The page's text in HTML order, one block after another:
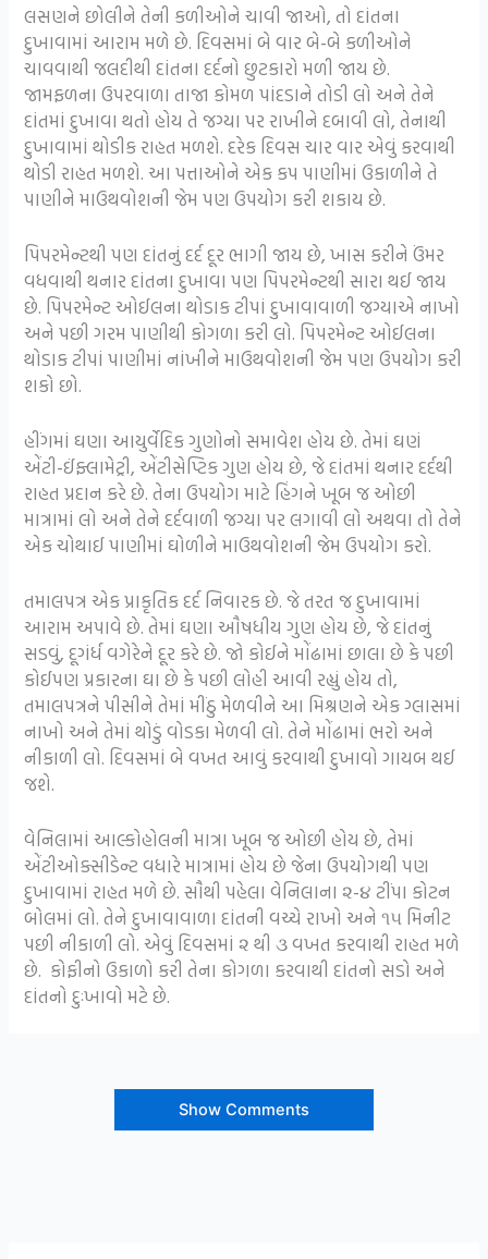
લસણને છોલીને તેની કળીઓને ચાવી જાઓ, તો દાંતના
દુખાવામાં આરામ મળે છે. દિવસમાં બે વાર બે-બે કળીઓને
ચાવવાથી જલદીથી દાંતના દર્દનો છુટકારો મળી જાય છે.
જામફળના ઉપરવાળા તાજા કોમળ પાંદડાને તોડી લો અને તેને
દાંતમાં દુખાવા થતો હોય તે જગ્યા પર રાખીને દબાવી લો, તેનાથી
દુખાવામાં થોડીક રાહત મળશે. દરેક દિવસ ચાર વાર એવું કરવાથી
થોડી રાહત મળશે. આ પત્તાઓને એક કપ પાણીમાં ઉકાળીને તે
પાણીને માઉથવોશની જેમ પણ ઉપયોગ કરી શકાય છે.
પિપરમેન્ટથી પણ દાંતનું દર્દ દૂર ભાગી જાય છે, ખાસ કરીને ઉંમર
વધવાથી થનાર દાંતના દુખાવા પણ પિપરમેન્ટથી સારા થઈ જાય
છે. પિપરમેન્ટ ઓઈલના થોડાક ટીપાં દુખાવાવાળી જગ્યાએ નાખો
અને પછી ગરમ પાણીથી કોગળા કરી લો. પિપરમેન્ટ ઓઈલના
થોડાક ટીપાં પાણીમાં નાંખીને માઉથવોશની જેમ પણ ઉપયોગ કરી
શકો છો.
હીંગમાં ઘણા આયુર્વેદિક ગુણોનો સમાવેશ હોય છે. તેમાં ઘણં
એંટી-ઈંફ્લામેટ્રી, એંટીસેપ્ટિક ગુણ હોય છે, જે દાંતમાં થનાર દર્દથી
રાહત પ્રદાન કરે છે. તેના ઉપયોગ માટે હિંગને ખૂબ જ ઓછી
માત્રામાં લો અને તેને દર્દવાળી જગ્યા પર લગાવી લો અથવા તો તેને
એક ચોથાઈ પાણીમાં ઘોળીને માઉથવોશની જેમ ઉપયોગ કરો.
તમાલપત્ર એક પ્રાકૃતિક દર્દ નિવારક છે. જે તરત જ દુખાવામાં
આરામ અપાવે છે. તેમાં ઘણા ઔષધીય ગુણ હોય છે, જે દાંતનું
સડવું, દૂગંર્ધ વગેરેને દૂર કરે છે. જો કોઈને મોંઢામાં છાલા છે કે પછી
કોઈપણ પ્રકારના ઘા છે કે પછી લોહી આવી રહ્યું હોય તો,
તમાલપત્રને પીસીને તેમાં મીંઠુ મેળવીને આ મિશ્રણને એક ગ્લાસમાં
નાખો અને તેમાં થોડું વોડકા મેળવી લો. તેને મોંઢામાં ભરો અને
નીકાળી લો. દિવસમાં બે વખત આવું કરવાથી દુખાવો ગાયબ થઈ
જશે.
વેનિલામાં આલ્કોહોલની માત્રા ખૂબ જ ઓછી હોય છે, તેમાં
એંટીઓક્સીડેન્ટ વધારે માત્રામાં હોય છે જેના ઉપયોગથી પણ
દુખાવામાં રાહત મળે છે. સૌથી પહેલા વેનિલાના ૨-૪ ટીંપા કોટન
બોલમાં લો. તેને દુખાવાવાળા દાંતની વચ્ચે રાખો અને ૧૫ મિનીટ
પછી નીકાળી લો. એવું દિવસમાં ૨ થી ૩ વખત કરવાથી રાહત મળે
છે. કોફીનો ઉકાળો કરી તેના કોગળા કરવાથી દાંતનો સડો અને
દાંતનો દુઃખાવો મટે છે.
Show Comments